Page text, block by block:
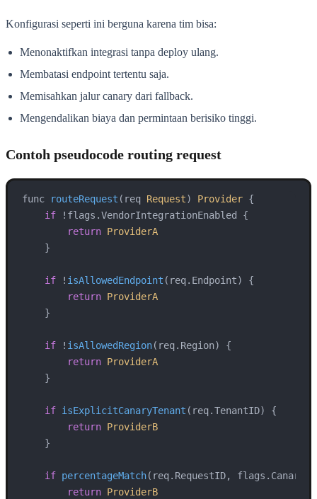
Konfigurasi seperti ini berguna karena tim bisa:
Menonaktifkan integrasi tanpa deploy ulang.
Membatasi endpoint tertentu saja.
Memisahkan jalur canary dari fallback.
Mengendalikan biaya dan permintaan berisiko tinggi.
Contoh pseudocode routing request
func routeRequest (req Request) Provider {
if !flags.VendorIntegrationEnabled {
return ProviderA
    }
if ! isAllowedEndpoint ( req.Endpoint) {
return ProviderA
    }
if ! isAllowedRegion( req.Region) {
return ProviderA
    }
if isExplicitCanaryTenant ( req.TenantID) {
return ProviderB
    }
if percentageMatch( req.RequestID,
return ProviderB